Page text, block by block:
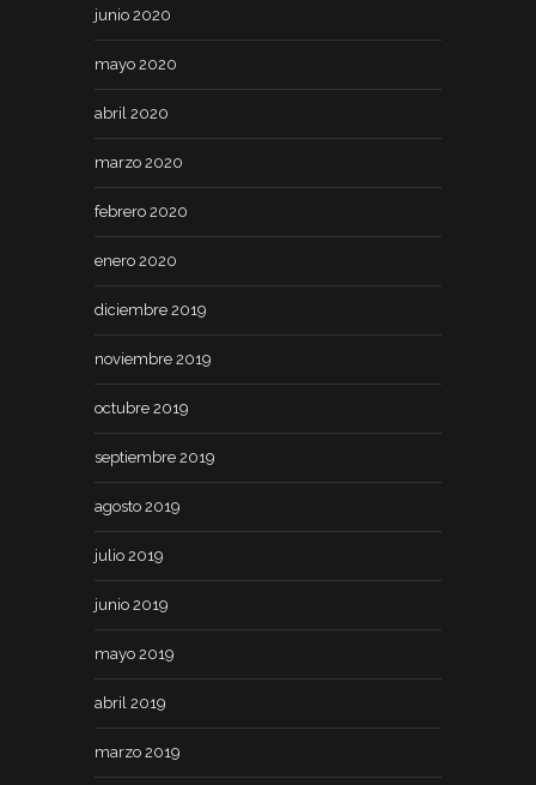
junio 2020
mayo 2020
abril 2020
marzo 2020
febrero 2020
enero 2020
diciembre 2019
noviembre 2019
octubre 2019
septiembre 2019
agosto 2019
julio 2019
junio 2019
mayo 2019
abril 2019
marzo 2019